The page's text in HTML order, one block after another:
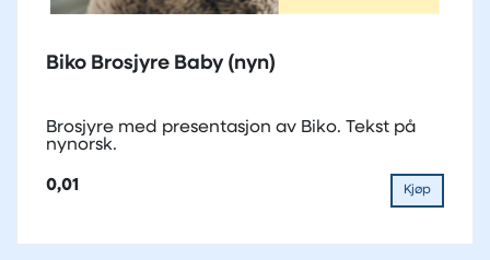
Biko Brosjyre Baby (nyn)
Brosjyre med presentasjon av Biko. Tekst på
nynorsk.
0,01 Kjøp